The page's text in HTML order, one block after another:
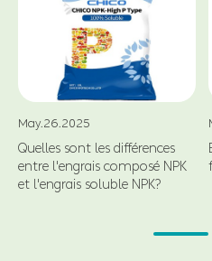
May.26.2025
Quelles sont les différences
entre l'engrais composé NPK
et l'engrais soluble NPK?